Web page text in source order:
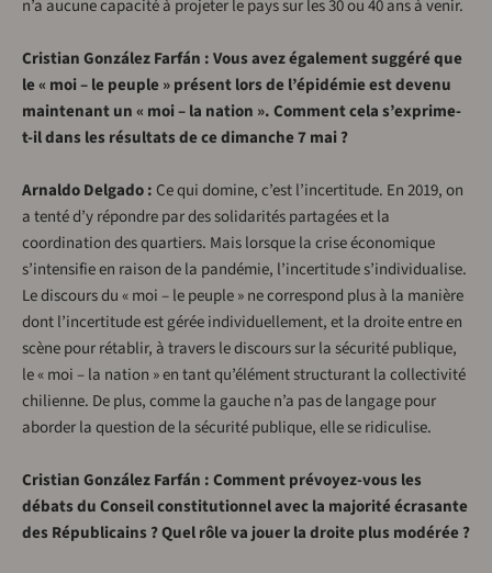
n’a aucune capacité à projeter le pays sur les 30 ou 40 ans à venir.
Cristian González Farfán : Vous avez également suggéré que
le « moi – le peuple » présent lors de l’épidémie est devenu
maintenant un « moi – la nation ». Comment cela s’exprime-
t-il dans les résultats de ce dimanche 7 mai ?
Arnaldo Delgado : Ce qui domine, c’est l’incertitude. En 2019, on
a tenté d’y répondre par des solidarités partagées et la
coordination des quartiers. Mais lorsque la crise économique
s’intensifie en raison de la pandémie, l’incertitude s’individualise.
Le discours du « moi – le peuple » ne correspond plus à la manière
dont l’incertitude est gérée individuellement, et la droite entre en
scène pour rétablir, à travers le discours sur la sécurité publique,
le « moi – la nation » en tant qu’élément structurant la collectivité
chilienne. De plus, comme la gauche n’a pas de langage pour
aborder la question de la sécurité publique, elle se ridiculise.
Cristian González Farfán : Comment prévoyez-vous les
débats du Conseil constitutionnel avec la majorité écrasante
des Républicains ? Quel rôle va jouer la droite plus modérée ?